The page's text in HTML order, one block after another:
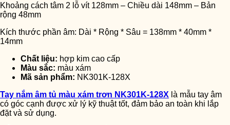
Khoảng cách tâm 2 lỗ vít 128mm – Chiều dài 148mm – Bản
rộng 48mm
Kích thước phần âm: Dài * Rộng * Sâu = 138mm * 40mm *
14mm
Chất liệu: hợp kim cao cấp
Màu sắc: màu xám
Mã sản phẩm: NK301K-128X
Tay nắm âm tủ màu xám trơn NK301K-128X là mẫu tay âm
có góc cạnh được xử lý kỹ thuật tốt, đảm bảo an toàn khi lắp
đặt và sử dụng.